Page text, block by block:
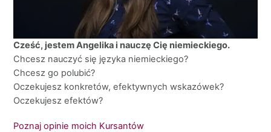
Cześć, jestem Angelika i nauczę Cię niemieckiego.
Chcesz nauczyć się języka niemieckiego?
Chcesz go polubić?
Oczekujesz konkretów, efektywnych wskazówek?
Oczekujesz efektów?
Poznaj opinie moich Kursantów